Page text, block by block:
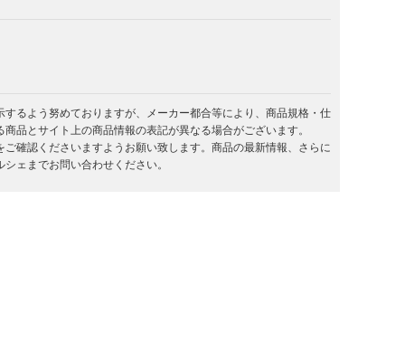
るよう努めておりますが、メーカー都合等により、商品規格・仕
品とサイト上の商品情報の表記が異なる場合がございます。
確認くださいますようお願い致します。商品の最新情報、さらに
ェまでお問い合わせください。